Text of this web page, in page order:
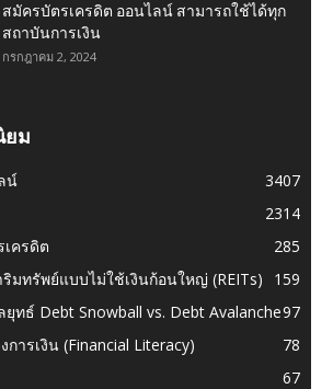
สมัครบัตรเครดิต ออนไลน์ สามารถใช้ได้ทุก
สถาบันการเงิน
กรกฎาคม 2, 2024
ยม
น์
3407
2314
ครดิต
285
มทรัพย์แบบไม่ใช้เงินก้อนใหญ่ (REITs)
159
ทธ์ Debt Snowball vs. Debt Avalanche97
ารเงิน (Financial Literacy)
78
67